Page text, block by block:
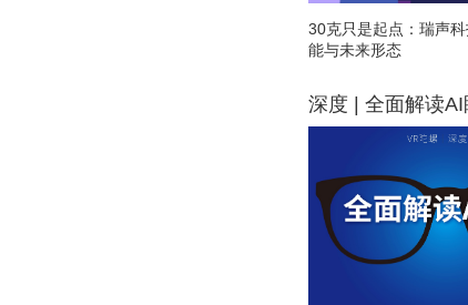
30克只是起点：瑞声
能与未来形态
深度 | 全面解读AI